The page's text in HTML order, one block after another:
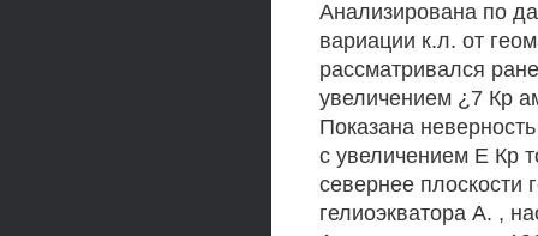
Анализирована по
вариации к.л. от
рассматривался
увеличением ¿7 Кр
Показана
с увеличением Е Кр
севернее
гелиоэкватора А. ,